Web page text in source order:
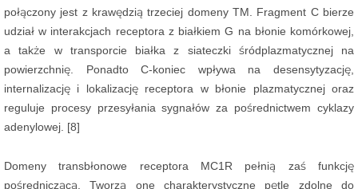
połączony jest z krawędzią trzeciej domeny TM. Fragment C bierze
udział w interakcjach receptora z białkiem G na błonie komórkowej,
a także w transporcie białka z siateczki śródplazmatycznej na
powierzchnię. Ponadto C-koniec wpływa na desensytyzację,
internalizację i lokalizację receptora w błonie plazmatycznej oraz
reguluje procesy przesyłania sygnałów za pośrednictwem cyklazy
adenylowej. [8]
Domeny transbłonowe receptora MC1R pełnią zaś funkcję
pośredniczącą. Tworzą one charakterystyczne pętle zdolne do